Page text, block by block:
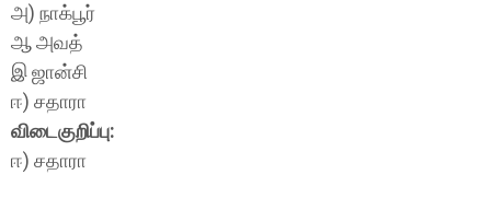
அ) நாக்பூர்
ஆ அவத்
இ ஜான்சி
ஈ) சதாரா
விடைகுறிப்பு:
ஈ) சதாரா